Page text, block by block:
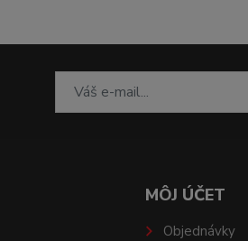
MÔJ ÚČET
Objednávky